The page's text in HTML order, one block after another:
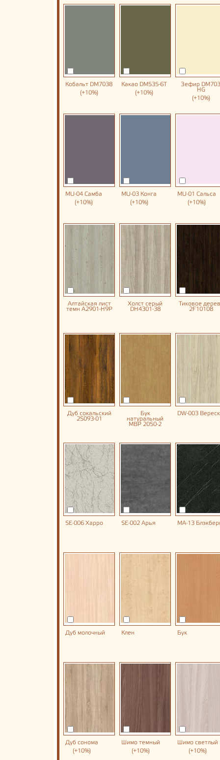
Кобальт DM7038
(+10%)
Какао DM535-6T
(+10%)
Зефир
HG
(+10%)
MU-04 Самба
(+10%)
MU-03 Конга
(+10%)
MU-01 Сальса
(+10%)
Алтайская лист
темн A2901-H9P
Холст серый
DH4301-38
Тиковое
2F10108
Дуб сокальский
2S093-01
Бук
натуральный
MBP 2050-2
DW-003 Вереск
SE-006 Харро SE-002 Арья MA-13
Дуб молочный Клен Бук
Дуб сонома
(+10%)
Шимо темный
(+10%)
Шимо светлый
(+10%)